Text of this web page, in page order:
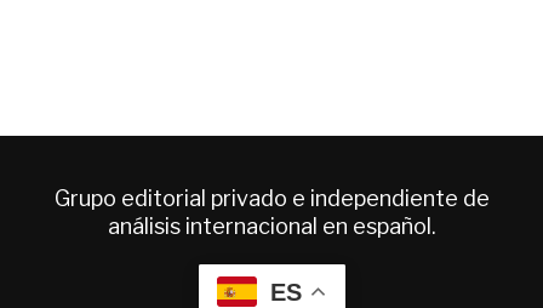
Grupo editorial privado e independiente de
análisis internacional en español.
ES